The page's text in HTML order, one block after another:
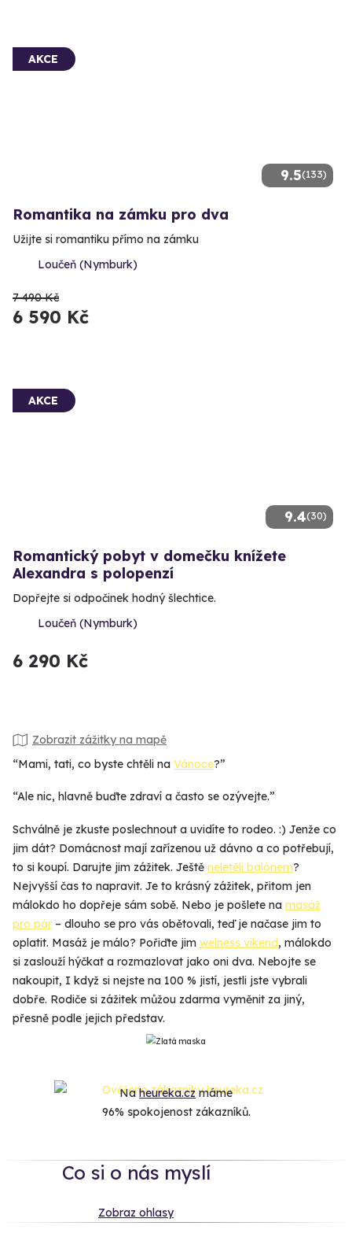
9.5(133)
AKCE
Romantika na zámku pro dva
Užijte si romantiku přímo na zámku
Loučeň (Nymburk)
7 490 Kč
6 590 Kč
9.4(30)
AKCE
Romantický pobyt v domečku knížete
Alexandra s polopenzí
Dopřejte si odpočinek hodný šlechtice.
Loučeň (Nymburk)
6 290 Kč
Zobrazit zážitky na mapě
“Mami, tati, co byste chtěli na Vánoce?”
“Ale nic, hlavně buďte zdraví a často se ozývejte.”
Schválně je zkuste poslechnout a uvidíte to rodeo. :) Jenže co
jim dát? Domácnost mají zařízenou už dávno a co potřebují,
to si koupí. Darujte jim zážitek. Ještě neletěli balónem?
Nejvyšší čas to napravit. Je to krásný zážitek, přitom jen
málokdo ho dopřeje sám sobě. Nebo je pošlete na masáž
pro pár – dlouho se pro vás obětovali, teď je načase jim to
oplatit. Masáž je málo? Pořiďte jim welness víkend, málokdo
si zaslouží hýčkat a rozmazlovat jako oni dva. Nebojte se
nakoupit, I když si nejste na 100 % jistí, jestli jste vybrali
dobře. Rodiče si zážitek můžou zdarma vyměnit za jiný,
přesně podle jejich představ.
Naheureka.czmáme
96% spokojenost zákazníků.
Co si o nás myslí
Zobraz ohlasy